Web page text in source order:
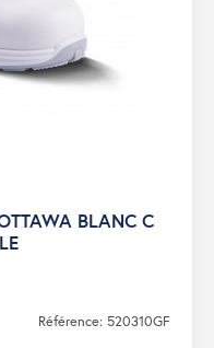
BLANC C
Référence: 520310GF